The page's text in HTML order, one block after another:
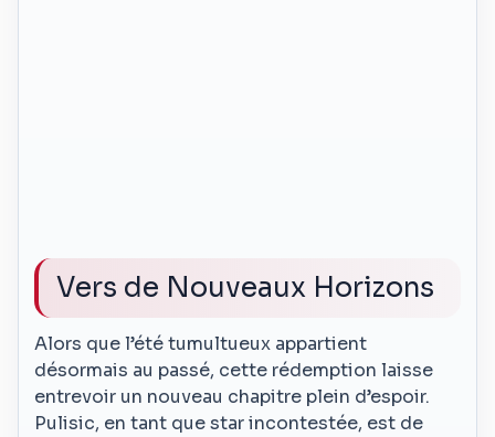
Vers de Nouveaux Horizons
Alors que l’été tumultueux appartient
désormais au passé, cette rédemption laisse
entrevoir un nouveau chapitre plein d’espoir.
Pulisic, en tant que star incontestée, est de